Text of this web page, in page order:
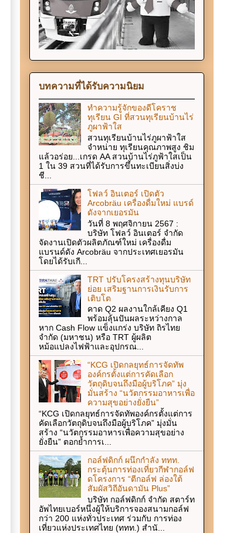
บทความที่ได้รับความนิยม
ทำความรู้จักของดีโคราช
ทุเรียน GI ที่สวนทุเรียนบ้านไร่
ภูผาฟ้าใส
สวนทุเรียนบ้านไร่ภูผาฟ้าใส
จำหน่าย ทุเรียนคุณภาพสูง ชิม
แล้วอร่อย...เกรด AA สวนบ้านไร่ภูฟ้าใสเป็น
1 ใน 39 สวนที่ได้รับการขึ้นทะเบียนสิ่งบ่ง
ชี...
โฟลว์ อินเตอร์ เปิดตัว
Arcobräu เครื่องดื่มใหม่ แบรด์
ดังจากเยอรมัน
วันที่ 8 พฤศจิกายน 2567 :
บริษัท โฟลว์ อินเตอร์ จำกัด
จัดงานเปิดตัวผลิตภัณฑ์ใหม่ เครื่องดื่ม
แบรนด์ดัง Arcobräu จากประเทศเยอรมัน
โดยได้รับเกี...
TRT ปรับโครงสร้างทุนบริษัท
ย่อย เสริมฐานการเงินรับการ
เติบโต
คาด Q2 ผลงานใกล้เคียง Q1
พร้อมลุ้นปันผลระหว่างกาล
หาก Cash Flow แข็งแกร่ง บริษัท ถิรไทย
จำกัด (มหาชน) หรือ TRT ผู้ผลิต
หม้อแปลงไฟฟ้าและอุปกรณ...
“KCG เปิดกลยุทธ์การจัดทัพ
องค์กรตั้งแต่การคัดเลือก
วัตถุดิบจนถึงมือผู้บริโภค” มุ่ง
มั่นสร้าง “นวัตกรรมอาหารเพื่อ
ความสุขอย่างยั่งยืน”
“KCG เปิดกลยุทธ์การจัดทัพองค์กรตั้งแต่การ
คัดเลือกวัตถุดิบจนถึงมือผู้บริโภค” มุ่งมั่น
สร้าง “นวัตกรรมอาหารเพื่อความสุขอย่าง
ยั่งยืน” ตอกย้ำการเ...
กอล์ฟดิกก์ ผนึกกำลัง ททท.
กระตุ้นการท่องเที่ยวกีฬากอล์ฟ
ดโครงการ “ตีกอล์ฟ ล่องใต้
สัมผัสวิถีอันดามัน Plus”
บริษัท กอล์ฟดิกก์ จำกัด สตาร์ท
อัพไทยเบอร์หนึ่งผู้ให้บริการจองสนามกอล์ฟ
กว่า 200 แห่งทั่วประเทศ ร่วมกับ การท่อง
เที่ยวแห่งประเทศไทย (ททท.) สำนั...